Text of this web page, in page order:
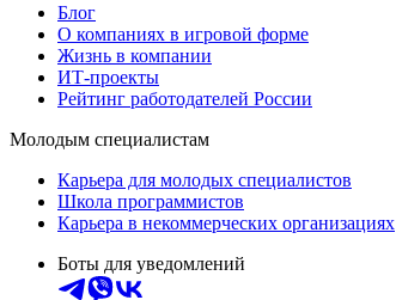
Блог
О компаниях в игровой форме
Жизнь в компании
ИТ-проекты
Рейтинг работодателей России
Молодым специалистам
Карьера для молодых специалистов
Школа программистов
Карьера в некоммерческих организациях
Боты для уведомлений